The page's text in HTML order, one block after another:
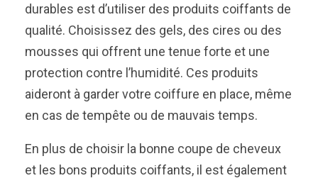
durables est d’utiliser des produits coiffants de
qualité. Choisissez des gels, des cires ou des
mousses qui offrent une tenue forte et une
protection contre l’humidité. Ces produits
aideront à garder votre coiffure en place, même
en cas de tempête ou de mauvais temps.
En plus de choisir la bonne coupe de cheveux
et les bons produits coiffants, il est également